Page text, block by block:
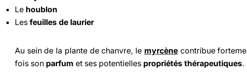
Le houblon
Les feuilles de laurier
Au sein de la plante de chanvre, le myrcènecontribue
fois son parfum et ses potentielles propriétés thérapeutiques.